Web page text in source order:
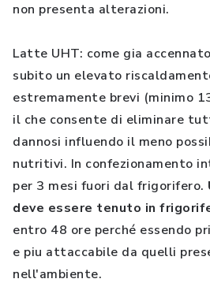
non presenta alterazioni.
Latte UHT: come gia
subito un elevato
estremamente brevi (minimo
il che consente di eliminare
dannosi influendo il meno
nutritivi. In confezionamento
per 3 mesi fuori dal frigorifero.
deve essere tenuto in
entro 48 ore perché essendo
e piu attaccabile da quelli
nell'ambiente.